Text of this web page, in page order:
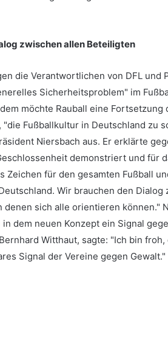
zwischen allen Beteiligten
die Verantwortlichen von DFL und
Sicherheitsproblem" im
möchte Rauball eine Fortsetzung
Fußballkultur in Deutschland zu
Niersbach aus. Er erklärte
demonstriert und für
für den gesamten Fußball
Wir brauchen den Dialog
sich alle orientieren können."
dem neuen Konzept ein Signal
Witthaut, sagte: "Ich bin froh,
Signal der Vereine gegen Gewalt."